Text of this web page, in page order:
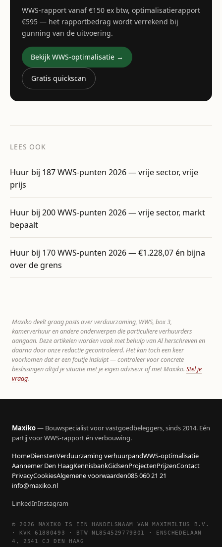
WWS-rapport vanaf €150 ex btw, optimalisatierapport
€595 — het rapportbedrag wordt verrekend bij
gunning van de uitvoering.
Bekijk WWS-optimalisatie →
Gratis quickscan
LEES OOK
Huur bij 187 WWS-punten 2026 — vrije sector, vrije
prijs
Huur bij 200 WWS-punten 2026 — vrije sector, markt
bepaalt
Huur bij 170 WWS-punten 2026 — €1.228,07 én bijna
over de grens
Maxiko deelt graag posts over verduurzaming, WWS, box 3,
kamerverhuur en andere onderwerpen die particuliere verhuurders
aangaan. Deze artikelen worden vaak met behulp van AI herschreven en
daarna door onze redactie gecontroleerd. Het kan toch een keer
voorkomen dat er een foutje insluipt — controleer voor concrete
beslissingen altijd je situatie met je eigen adviseur of met Maxiko. Stel je
vraag.
Maxiko— Bouwspecialist voor vastgoedbeleggers, sinds 2014. Eén
partij voor WWS-rapport én verbouwing.
HomeDienstenVerduurzaming verhuurpandWWS-optimalisatie
Aannemer Den HaagKennisbankGidsenProjectenPrijzenContact
PrivacyCookiesAlgemene voorwaarden085 060 21 21
info@maxiko.nl
LinkedInInstagram
© 2026 MAXIKO IS EEN HANDELSNAAM VAN MAXIMILIUS B.V.
· KVK 61880493 · BTW NL854529779B01 · ENSCHEDELAAN
4, 2541 CJ DEN HAAG